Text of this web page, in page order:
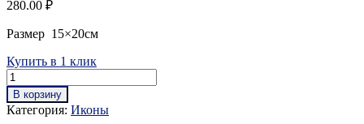
280.00 ₽
Размер 15×20см
Купить в 1 клик
В корзину
Категория: Иконы